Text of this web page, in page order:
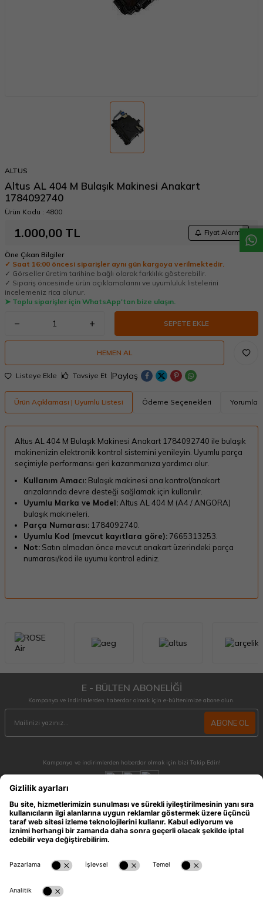
ALTUS
Altus AL 404 M Bulaşık Makinesi Anakart
1784092740
Ürün Kodu : 4800
1.000,00 TL Fiyat Alarmı
Öne Çıkan Bilgiler
✓ Saat 16:00 öncesi siparişler aynı gün kargoya verilmektedir.
✓ Görseller üretim tarihine bağlı olarak farklılık gösterebilir.
✓ Sipariş öncesinde ürün açıklamalarını ve uyumluluk listelerini
incelemeniz rica olunur.
➤ Toplu siparişler için WhatsApp'tan bize ulaşın.
SEPETE EKLE
HEMEN AL
Listeye Ekle Tavsiye Et Paylaş
Ürün Açıklaması | Uyumlu Listesi Ödeme Seçenekleri Yorumlar
Altus AL 404 M Bulaşık Makinesi Anakart 1784092740 ile bulaşık
makinenizin elektronik kontrol sistemini yenileyin. Uyumlu parça
seçimiyle performansı geri kazanmanıza yardımcı olur.
Kullanım Amacı: Bulaşık makinesi ana kontrol/anakart
arızalarında devre desteği sağlamak için kullanılır.
Uyumlu Marka ve Model:Altus AL 404 M (A4 / ANGORA)
bulaşık makineleri.
Parça Numarası: 1784092740.
Uyumlu Kod (mevcut kayıtlara göre): 7665313253.
Not: Satın almadan önce mevcut anakart üzerindeki parça
numarası/kod ile uyumu kontrol ediniz.
E - BÜLTEN ABONELİĞİ
Kampanya ve indirimlerden haberdar olmak için e-bültenimize abone olun.
ABONE OL
Kampanya ve indirimlerden haberdar olmak için bizi Takip Edin!
MÜŞTERİ HİZMETLERİ
Hafta içi 09:30 - 18:30 / Hafta sonu 10:00 - 17:00 arası merak ettiğiniz tüm sorular ve
siparişleriniz için ulaşabilirsiniz.
ÖNEMLİ BİLGİLER